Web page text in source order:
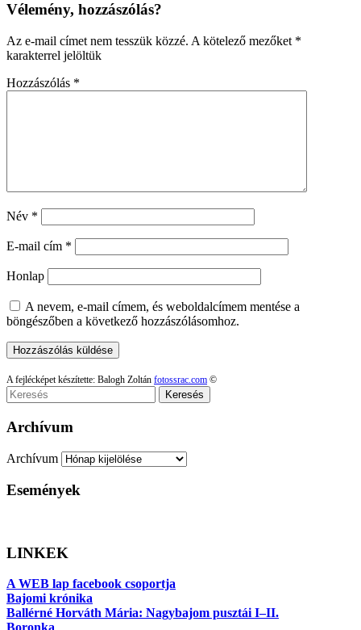
Vélemény, hozzászólás?
Az e-mail címet nem tesszük közzé. A kötelező mezőket *
karakterrel jelöltük
Hozzászólás *
Név *
E-mail cím *
Honlap
A nevem, e-mail címem, és weboldalcímem mentése a
böngészőben a következő hozzászólásomhoz.
A fejlécképet készítette: Balogh Zoltán fotossrac.com ©
Keresés
Archívum
Archívum
Események
LINKEK
A WEB lap facebook csoportja
Bajomi krónika
Ballérné Horváth Mária: Nagybajom pusztái I–II.